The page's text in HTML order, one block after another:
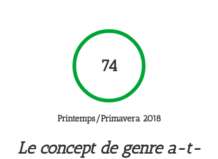
74
Printemps/Primavera 2018
Le concept de genre a-t-